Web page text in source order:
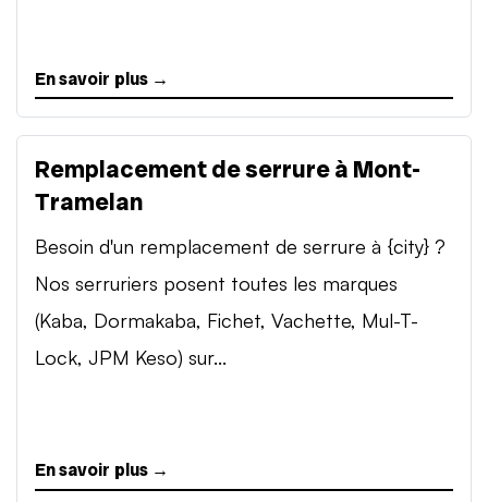
En savoir plus →
Remplacement de serrure à Mont-
Tramelan
Besoin d'un remplacement de serrure à {city} ?
Nos serruriers posent toutes les marques
(Kaba, Dormakaba, Fichet, Vachette, Mul-T-
Lock, JPM Keso) sur...
En savoir plus →